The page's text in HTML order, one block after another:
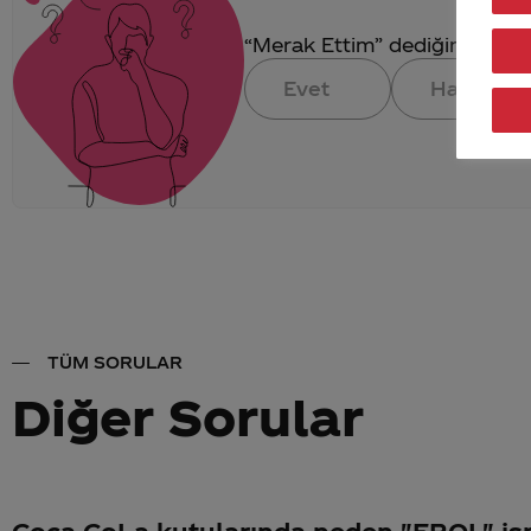
“Merak Ettim” dediğin
Evet
Hayır
TÜM SORULAR
Diğer Sorular